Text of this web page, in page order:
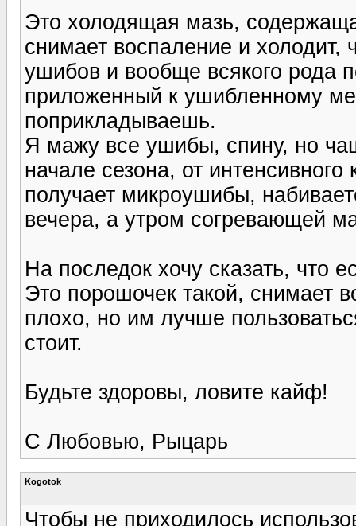
Это холодящая мазь,
снимает воспаление и холодит,
ушибов и вообще всякого рода
приложенный к ушибленному
поприкладываешь.
Я мажу все ушибы, спину, но
начале сезона, от интенсивного
получает микроушибы,
вечера, а утром согревающей
На последок хочу сказать, что
Это порошочек такой, снимает
плохо, но им лучше
стоит.
Будьте здоровы, ловите кайф!
С Любовью, Рыцарь
Kogotok
Чтобы не приходилось